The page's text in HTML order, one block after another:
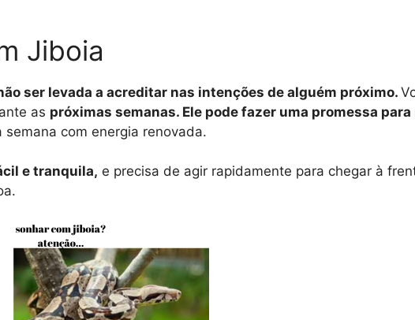
Jiboia
ser levada a acreditar nas intenções de alguém próximo.
as próximas semanas. Ele pode fazer uma promessa para
com energia renovada.
e tranquila, e precisa de agir rapidamente para chegar à